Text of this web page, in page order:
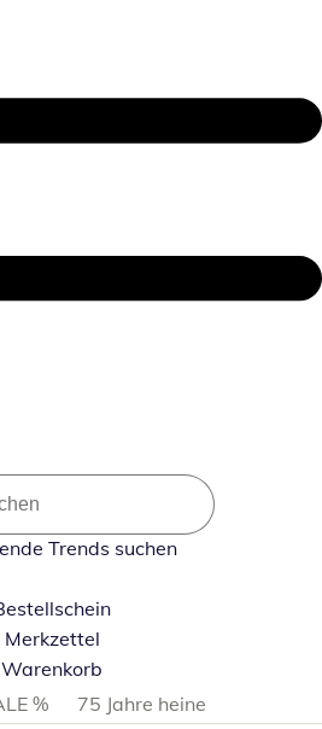
Trends suchen
Merkzettel
Warenkorb
%
75 Jahre heine